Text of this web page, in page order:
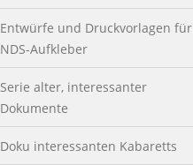
Entwürfe und Druckvorlagen für
NDS-Aufkleber
Serie alter, interessanter
Dokumente
Doku interessanten Kabaretts